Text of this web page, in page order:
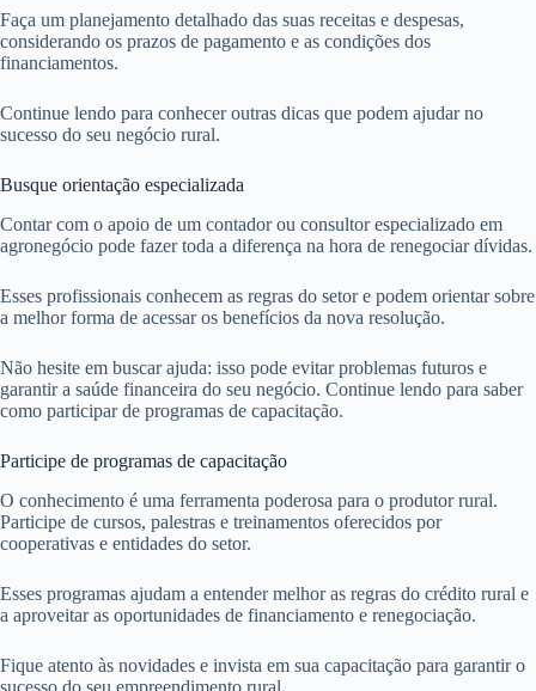
Faça um planejamento detalhado das suas receitas e despesas,
considerando os prazos de pagamento e as condições dos
financiamentos.
Continue lendo para conhecer outras dicas que podem ajudar no
sucesso do seu negócio rural.
Busque orientação especializada
Contar com o apoio de um contador ou consultor especializado em
agronegócio pode fazer toda a diferença na hora de renegociar dívidas.
Esses profissionais conhecem as regras do setor e podem orientar sobre
a melhor forma de acessar os benefícios da nova resolução.
Não hesite em buscar ajuda: isso pode evitar problemas futuros e
garantir a saúde financeira do seu negócio. Continue lendo para saber
como participar de programas de capacitação.
Participe de programas de capacitação
O conhecimento é uma ferramenta poderosa para o produtor rural.
Participe de cursos, palestras e treinamentos oferecidos por
cooperativas e entidades do setor.
Esses programas ajudam a entender melhor as regras do crédito rural e
a aproveitar as oportunidades de financiamento e renegociação.
Fique atento às novidades e invista em sua capacitação para garantir o
sucesso do seu empreendimento rural.